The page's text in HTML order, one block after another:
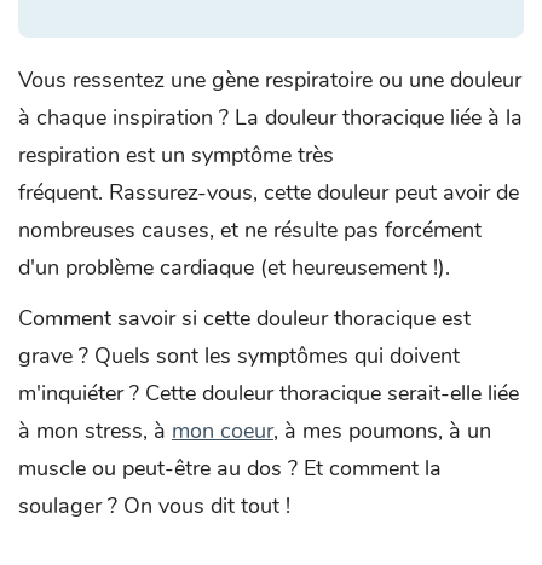
Vous ressentez une gène respiratoire ou une douleur
à chaque inspiration ? La douleur thoracique liée à la
respiration est un symptôme très
fréquent. Rassurez-vous, cette douleur peut avoir de
nombreuses causes, et ne résulte pas forcément
d'un problème cardiaque (et heureusement !).
Comment savoir si cette douleur thoracique est
grave ? Quels sont les symptômes qui doivent
m'inquiéter ? Cette douleur thoracique serait-elle liée
à mon stress, à mon coeur, à mes poumons, à un
muscle ou peut-être au dos ? Et comment la
soulager ? On vous dit tout !